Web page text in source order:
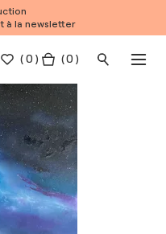
à la newsletter
(0 ) ( 0 )